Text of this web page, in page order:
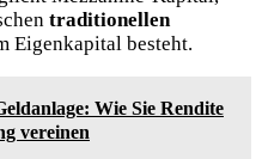
traditionellen
Eigenkapital besteht.
Wie Sie Rendite
vereinen